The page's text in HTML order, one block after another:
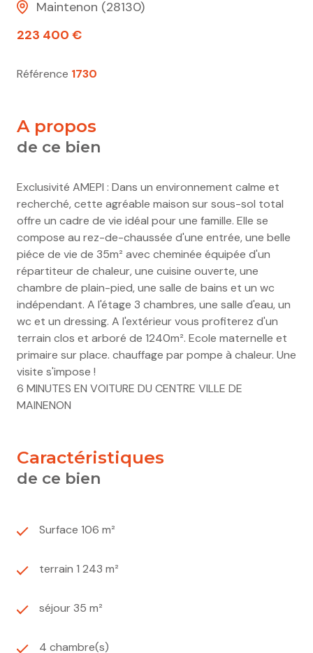
Maintenon (28130)
223 400 €
Référence 1730
a propos
de ce bien
Exclusivité AMEPI : Dans un environnement calme et
recherché, cette agréable maison sur sous-sol total
offre un cadre de vie idéal pour une famille. Elle se
compose au rez-de-chaussée d'une entrée, une belle
piéce de vie de 35m² avec cheminée équipée d'un
répartiteur de chaleur, une cuisine ouverte, une
chambre de plain-pied, une salle de bains et un wc
indépendant. A l'étage 3 chambres, une salle d'eau, un
wc et un dressing. A l'extérieur vous profiterez d'un
terrain clos et arboré de 1240m². Ecole maternelle et
primaire sur place. chauffage par pompe à chaleur. Une
visite s'impose !
6 MINUTES EN VOITURE DU CENTRE VILLE DE
MAINENON
caractéristiques
de ce bien
Surface 106 m²
terrain 1 243 m²
séjour 35 m²
4 chambre(s)